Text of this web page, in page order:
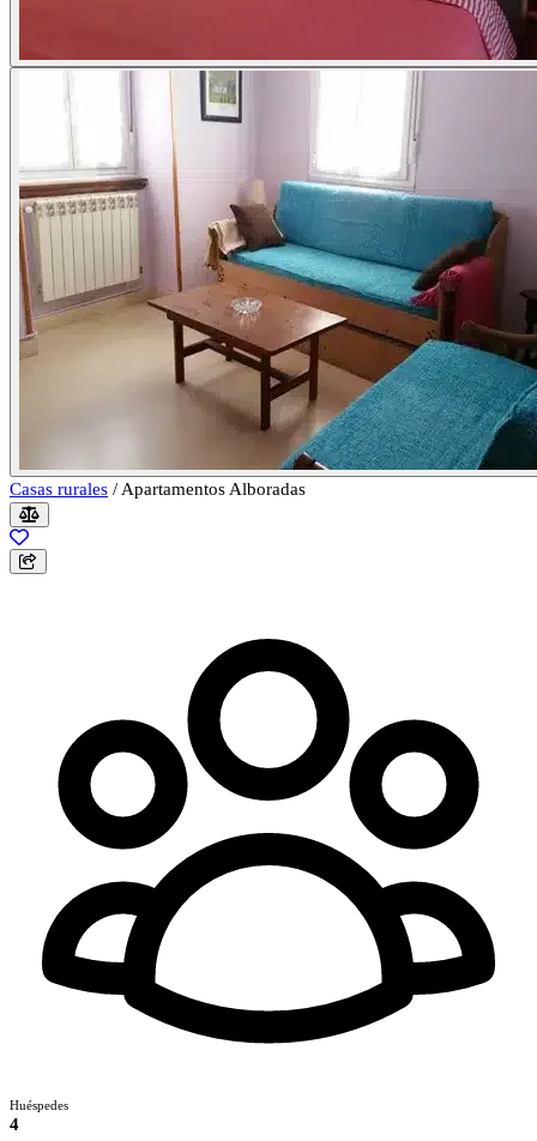
Casas rurales / Apartamentos Alboradas
Huéspedes
4